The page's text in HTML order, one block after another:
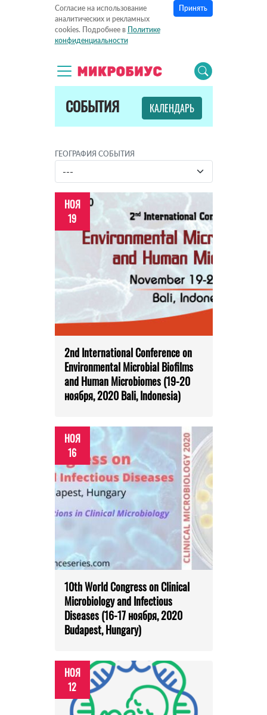
Согласие на использование
аналитических и рекламных
cookies. Подробнее в Политике
конфиденциальности
Принять
СОБЫТИЯ КАЛЕНДАРЬ
ГЕОГРАФИЯ СОБЫТИЯ
НОЯ
19
2nd International Conference on
Environmental Microbial Biofilms
and Human Microbiomes (19-20
ноября, 2020 Bali, Indonesia)
НОЯ
16
10th World Congress on Clinical
Microbiology and Infectious
Diseases (16-17 ноября, 2020
Budapest, Hungary)
НОЯ
12